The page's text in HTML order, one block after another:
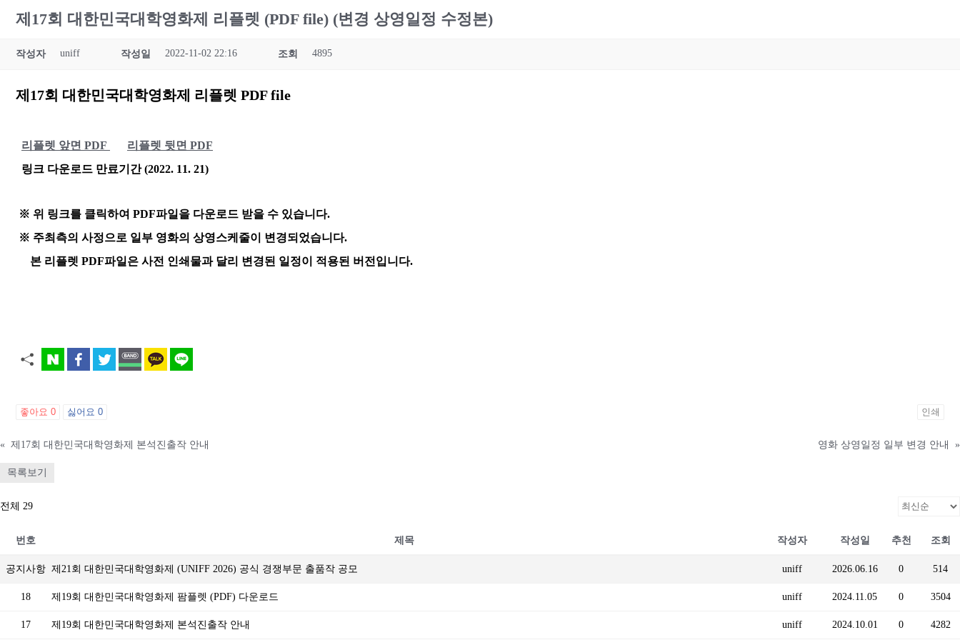
제17회 대한민국대학영화제 리플렛 (PDF file) (변경 상영일정 수정본)
작성자 uniff 작성일 2022-11-02 22:16 조회 4895
제17회 대한민국대학영화제 리플렛 PDF file
리플렛 앞면 PDF
리플렛 뒷면 PDF
링크 다운로드 만료기간 (2022. 11. 21)
※ 위 링크를 클릭하여 PDF파일을 다운로드 받을 수 있습니다.
※ 주최측의 사정으로 일부 영화의 상영스케줄이 변경되었습니다.
본 리플렛 PDF파일은 사전 인쇄물과 달리 변경된 일정이 적용된 버전입니다.
좋아요 0 싫어요 0 인쇄
« 제17회 대한민국대학영화제 본석진출작 안내 영화 상영일정 일부 변경 안내 »
목록보기
전체 29
번호 제목 작성자 작성일 추천 조회
공지사항 제21회 대한민국대학영화제 (UNIFF 2026) 공식 경쟁부문 출품작 공모 uniff 2026.06.16 0 514
18 제19회 대한민국대학영화제 팜플렛 (PDF) 다운로드 uniff 2024.11.05 0 3504
17 제19회 대한민국대학영화제 본석진출작 안내 uniff 2024.10.01 0 4282